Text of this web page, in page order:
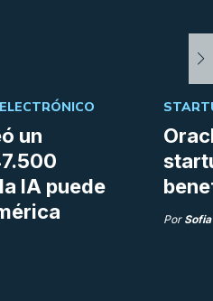
un
IA puede
Por